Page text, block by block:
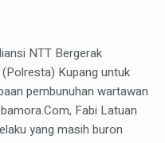
NTT Bergerak
Kupang untuk
pembunuhan wartawan
Fabi Latuan
yang masih buron